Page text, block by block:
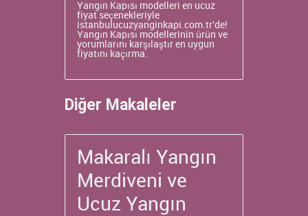
Yangın Kapısı modelleri en ucuz
fiyat seçenekleriyle
istanbulucuzyanginkapi.com.tr'de!
Yangın Kapısı modellerinin ürün ve
yorumlarını karşılaştır en uygun
fiyatını kaçırma.
Diğer Makaleler
Makaralı Yangın
Merdiveni ve
Ucuz Yangın